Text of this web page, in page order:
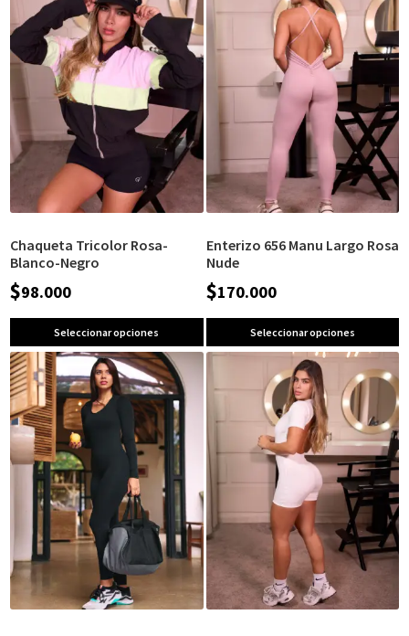
Chaqueta Tricolor Rosa-
Blanco-Negro
$98.000
Seleccionar opciones
Enterizo 656 Manu Largo Rosa
Nude
$170.000
Seleccionar opciones